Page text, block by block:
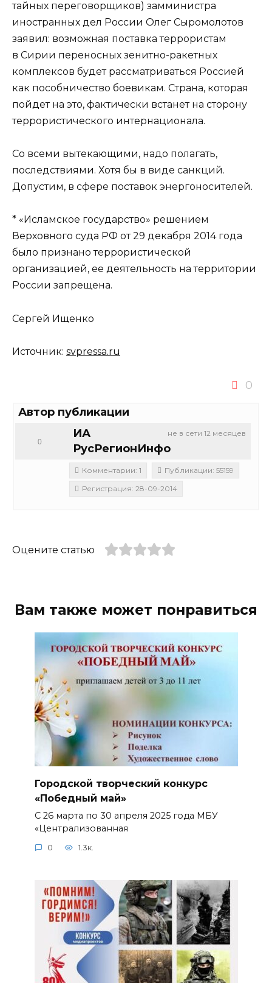
тайных переговорщиков) замминистра
иностранных дел России Олег Сыромолотов
заявил: возможная поставка террористам
в Сирии переносных зенитно-ракетных
комплексов будет рассматриваться Россией
как пособничество боевикам. Страна, которая
пойдет на это, фактически встанет на сторону
террористического интернационала.
Со всеми вытекающими, надо полагать,
последствиями. Хотя бы в виде санкций.
Допустим, в сфере поставок энергоносителей.
* «Исламское государство» решением
Верховного суда РФ от 29 декабря 2014 года
было признано террористической
организацией, ее деятельность на территории
России запрещена.
Сергей Ищенко
Источник: svpressa.ru
0
Автор публикации
не в сети 12 месяцев
ИА
РусРегионИнфо
0
Комментарии: 1
Публикации: 55159
Регистрация: 28-09-2014
Оцените статью
Вам также может понравиться
Городской творческий конкурс
«Победный май»
С 26 марта по 30 апреля 2025 года МБУ
«Централизованная
0 1.3к.